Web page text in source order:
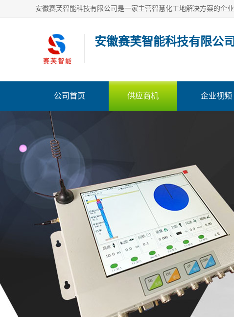
安徽赛芙智能科技有限公司
公司首页 供应商机 企业视频